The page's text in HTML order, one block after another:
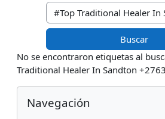
Buscar marcas
No se encontraron etiquetas al
Traditional Healer In Sandton
Bloques
Salta Navegación
Navegación